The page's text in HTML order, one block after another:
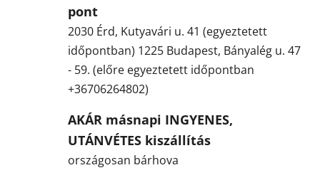
pont
2030 Érd, Kutyavári u. 41 (egyeztetett
időpontban) 1225 Budapest, Bányalég u. 47
- 59. (előre egyeztetett időpontban
+36706264802)
AKÁR másnapi INGYENES,
UTÁNVÉTES kiszállítás
országosan bárhova